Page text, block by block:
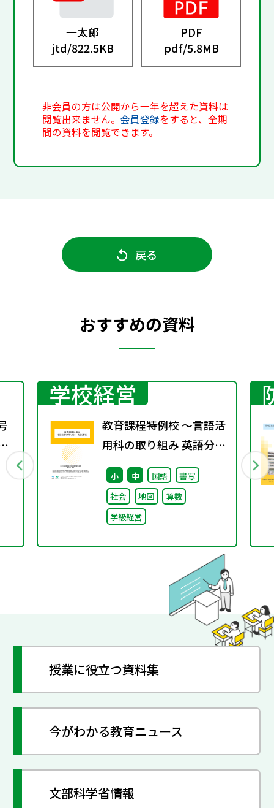
一太郎
jtd/822.5KB
PDF
pdf/5.8MB
非会員の方は公開から一年を超えた資料は
閲覧出来ません。会員登録をすると、全期
間の資料を閲覧できます。
戻る
おすすめの資料
学校経営
教育課程特例校 ～言語活
用科の取り組み 英語分野
編～
小 中 国語
書写
社会
地図
算数
学級経営
授業に役立つ資料集
今がわかる教育ニュース
文部科学省情報